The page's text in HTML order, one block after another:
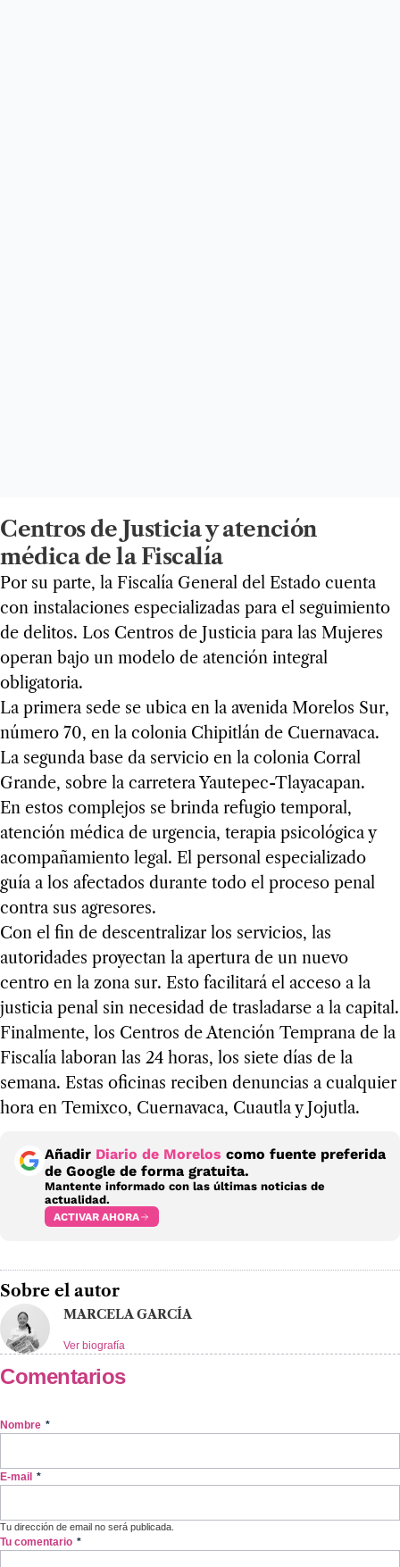
Centros de Justicia y atención
médica de la Fiscalía
Por su parte, la Fiscalía General del Estado cuenta
con instalaciones especializadas para el seguimiento
de delitos. Los Centros de Justicia para las Mujeres
operan bajo un modelo de atención integral
obligatoria.
La primera sede se ubica en la avenida Morelos Sur,
número 70, en la colonia Chipitlán de Cuernavaca.
La segunda base da servicio en la colonia Corral
Grande, sobre la carretera Yautepec-Tlayacapan.
En estos complejos se brinda refugio temporal,
atención médica de urgencia, terapia psicológica y
acompañamiento legal. El personal especializado
guía a los afectados durante todo el proceso penal
contra sus agresores.
Con el fin de descentralizar los servicios, las
autoridades proyectan la apertura de un nuevo
centro en la zona sur. Esto facilitará el acceso a la
justicia penal sin necesidad de trasladarse a la capital.
Finalmente, los Centros de Atención Temprana de la
Fiscalía laboran las 24 horas, los siete días de la
semana. Estas oficinas reciben denuncias a cualquier
hora en Temixco, Cuernavaca, Cuautla y Jojutla.
Añadir Diario de Morelos como fuente preferida
de Google de forma gratuita.
Mantente informado con las últimas noticias de
actualidad.
ACTIVAR AHORA
Sobre el autor
MARCELA GARCÍA
Ver biografía
Comentarios
Nombre *
E-mail *
Tu dirección de email no será publicada.
Tu comentario *